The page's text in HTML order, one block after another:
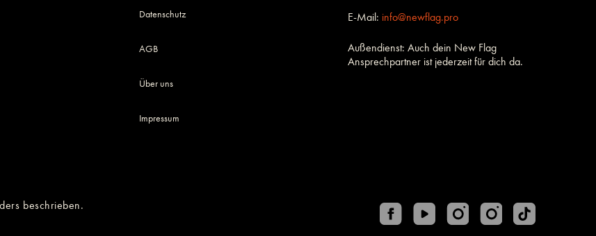
Datenschutz
AGB
Über uns
Impressum
E-Mail: info@newflag.pro
Außendienst: Auch dein New Flag
Ansprechpartner ist jederzeit für dich da.
beschrieben.